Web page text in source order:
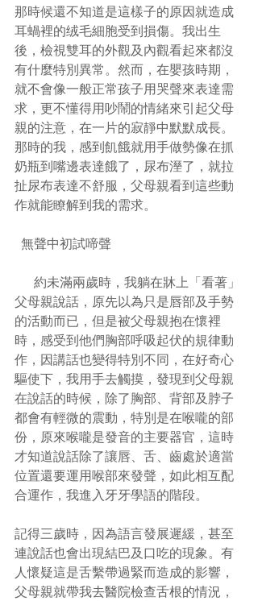
那時候還不知道是這樣子的原因就造成
耳蝸裡的绒毛細胞受到損傷。我出生
後，檢視雙耳的外觀及內觀看起來都沒
有什麼特別異常。然而，在嬰孩時期，
就不會像一般正常孩子用哭聲來表達需
求，更不懂得用吵鬧的情緒來引起父母
親的注意，在一片的寂靜中默默成長。
那時的我，感到飢餓就用手做勢像在抓
奶瓶到嘴邊表達餓了，尿布溼了，就拉
扯尿布表達不舒服，父母親看到這些動
作就能瞭解到我的需求。
  無聲中初試啼聲
父母親說話，原先以為只是唇部及手勢
的活動而已，但是被父母親抱在懷裡
時，感受到他們胸部呼吸起伏的規律動
作，因講話也變得特別不同，在好奇心
驅使下，我用手去觸摸，發現到父母親
在說話的時候，除了胸部、背部及脖子
都會有輕微的震動，特別是在喉嚨的部
份，原來喉嚨是發音的主要器官，這時
才知道說話除了讓唇、舌、齒處於適當
位置還要運用喉部來發聲，如此相互配
合運作，我進入牙牙學語的階段。
記得三歲時，因為語言發展遲緩，甚至
連說話也會出現結巴及口吃的現象。有
人懷疑這是舌繫帶過緊而造成的影響，
父母親就帶我去醫院檢查舌根的情況，